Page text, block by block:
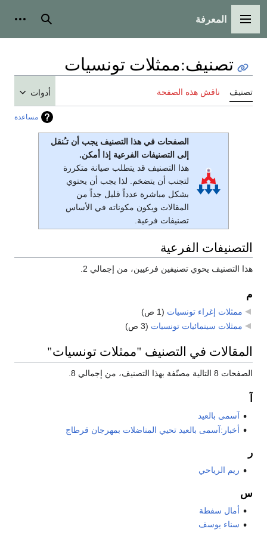
القائمة الرئيسية
المعرفة بحث
تصنيف:ممثلات تونسيات
تصنيف ناقش هذه الصفحة أدوات
مساعدة
الصفحات في هذا التصنيف يجب أن تـُنقل
إلى التصنيفات الفرعية إذا أمكن.
هذا التصنيف قد يتطلب صيانة متكررة
لتجنب أن يتضخم. لذا يجب أن يحتوي
بشكل مباشرة عدداً قليل جداً من
المقالات ويكون مكوناته في الأساس
تصنيفات فرعية.
التصنيفات الفرعية
هذا التصنيف يحوي تصنيفين فرعيين، من إجمالي 2.
م
ممثلات إغراء تونسيات (1 ص)
ممثلات سينمائيات تونسيات (3 ص)
المقالات في التصنيف "ممثلات تونسيات"
الصفحات 8 التالية مصنّفة بهذا التصنيف، من إجمالي 8.
آسمى بالعيد
أخبار:آسمى بالعيد تحيي المناضلات بمهرجان قرطاج
ر
ريم الرياحي
س
أمال سفطة
سناء يوسف